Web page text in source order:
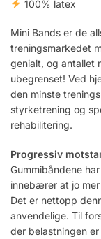
100% latex
Mini Bands er de
treningsmarkedet
genialt, og antallet
ubegrenset! Ved
den minste
styrketrening og
rehabilitering.
Progressiv
Gummibåndene
innebærer at jo
Det er nettopp
anvendelige. Til
der belastningen